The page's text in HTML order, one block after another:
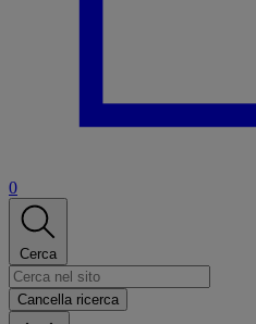
0
Cerca
Cancella ricerca